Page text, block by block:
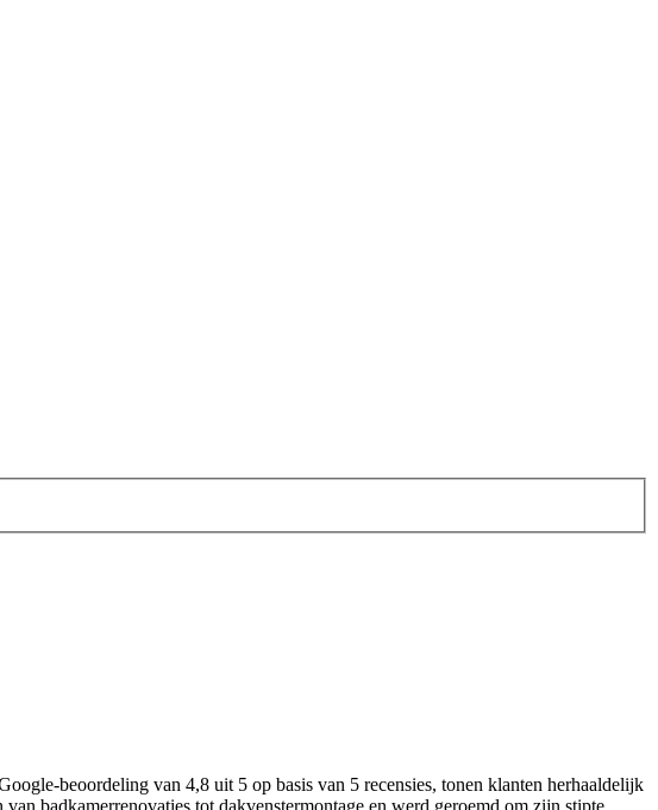
beoordeling van 4,8 uit 5 op basis van 5 recensies, tonen klanten herhaaldelijk
badkamerrenovaties tot dakvenstermontage en werd geroemd om zijn stipte